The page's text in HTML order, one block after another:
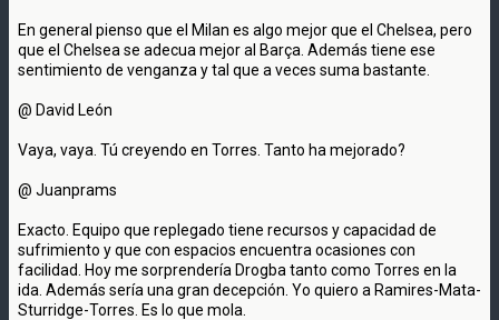
En general pienso que el Milan es algo mejor que el Chelsea, pero
que el Chelsea se adecua mejor al Barça. Además tiene ese
sentimiento de venganza y tal que a veces suma bastante.
@ David León
Vaya, vaya. Tú creyendo en Torres. Tanto ha mejorado?
@ Juanprams
Exacto. Equipo que replegado tiene recursos y capacidad de
sufrimiento y que con espacios encuentra ocasiones con
facilidad. Hoy me sorprendería Drogba tanto como Torres en la
ida. Además sería una gran decepción. Yo quiero a Ramires-Mata-
Sturridge-Torres. Es lo que mola.